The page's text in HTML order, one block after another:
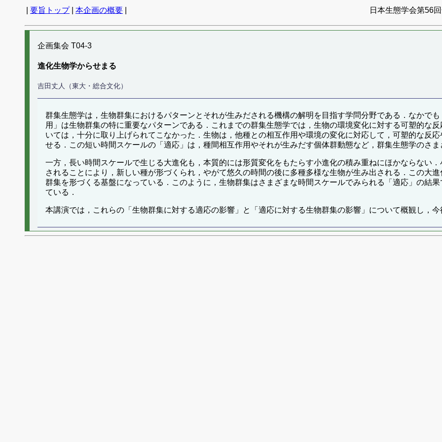
要旨トップ| 本企画の概要 日本生態学会第56
企画集会 T04-3
進化生物学からせまる
吉田丈人（東大・総合文化）
群集生態学は，生物群集におけるパターンとそれが生みだされる機構の解明を目指す学問分野である．なかで
用」は生物群集の特に重要なパターンである．これまでの群集生態学では，生物の環境変化に対する可塑的な
いては，十分に取り上げられてこなかった．生物は，他種との相互作用や環境の変化に対応して，可塑的な反
せる．この短い時間スケールの「適応」は，種間相互作用やそれが生みだす個体群動態など，群集生態学のさま
一方，長い時間スケールで生じる大進化も，本質的には形質変化をもたらす小進化の積み重ねにほかならない
されることにより，新しい種が形づくられ，やがて悠久の時間の後に多種多様な生物が生み出される．この大
群集を形づくる基盤になっている．このように，生物群集はさまざまな時間スケールでみられる「適応」の結
ている．
本講演では，これらの「生物群集に対する適応の影響」と「適応に対する生物群集の影響」について概観し，